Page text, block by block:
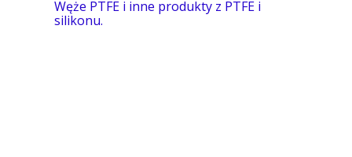
Węże PTFE i inne produkty z PTFE i
silikonu.